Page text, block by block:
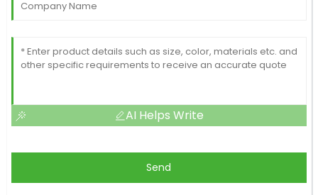
AI Helps Write
Send